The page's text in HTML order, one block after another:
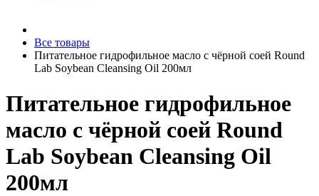
Все товары
Питательное гидрофильное масло с чёрной соей Round
Lab Soybean Cleansing Oil 200мл
Питательное гидрофильное
масло с чёрной соей Round
Lab Soybean Cleansing Oil
200мл